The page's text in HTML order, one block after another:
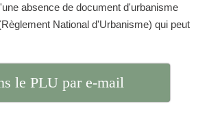
absence de document d'urbanisme
National d'Urbanisme) qui peut
le PLU par e-mail